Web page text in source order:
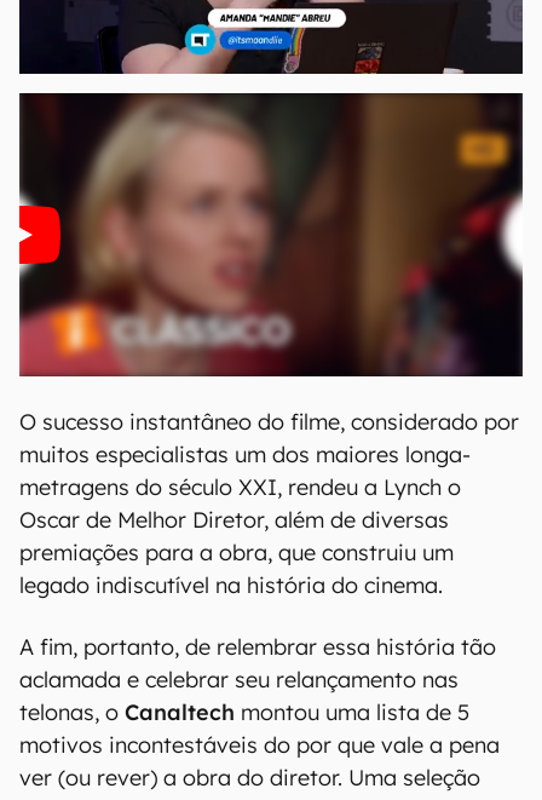
O sucesso instantâneo do filme, considerado por
muitos especialistas um dos maiores longa-
metragens do século XXI, rendeu a Lynch o
Oscar de Melhor Diretor, além de diversas
premiações para a obra, que construiu um
legado indiscutível na história do cinema.
A fim, portanto, de relembrar essa história tão
aclamada e celebrar seu relançamento nas
telonas, o Canaltech montou uma lista de 5
motivos incontestáveis do por que vale a pena
ver (ou rever) a obra do diretor. Uma seleção